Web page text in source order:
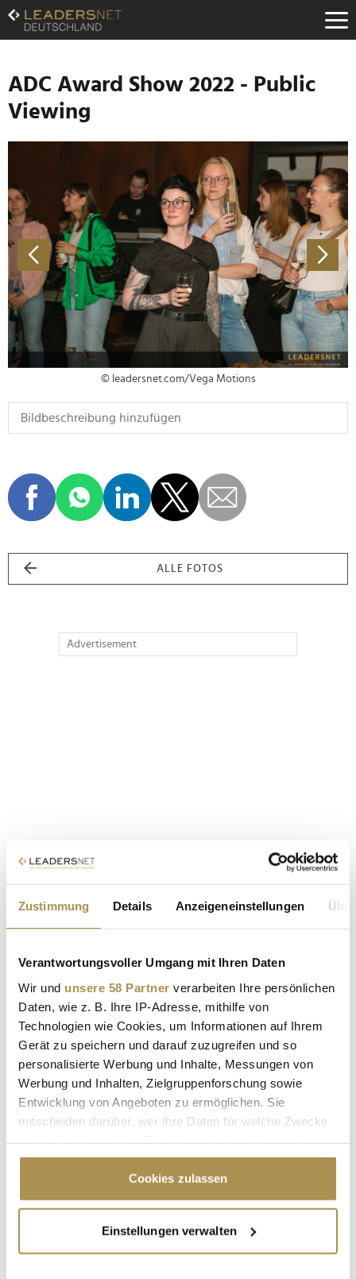
Zustimmung Details Anzeigeneinstellungen
Verantwortungsvoller Umgang mit Ihren Daten
Wir und unsere 58 Partner verarbeiten Ihre persönlichen
Daten, wie z. B. Ihre IP-Adresse, mithilfe von
Technologien wie Cookies, um Informationen auf Ihrem
Gerät zu speichern und darauf zuzugreifen und so
personalisierte Werbung und Inhalte, Messungen von
Werbung und Inhalten, Zielgruppenforschung sowie
Entwicklung von Angeboten zu ermöglichen. Sie
entscheiden darüber, wer Ihre Daten für welche Zwecke
Cookie-Erklärung oder durch Klicken auf das Privacy
Trigger Symbol ändern oder widerrufen
Informationen über Ihre geografische Lage
erfassen, welche bis auf einige Meter genau sein
Cookies zulassen
Einstellungen verwalten
Zum
Inhalt
Zur
Navigation
Zur
Hauptnavigation
ADC Award Show 2022 - Public
Viewing
© leadersnet.com/Vega Motions
ALLE FOTOS
Advertisement